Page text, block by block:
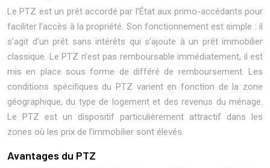
Le PTZ est un prêt accordé par l’État aux primo-accédants pour
faciliter l’accès à la propriété. Son fonctionnement est simple : il
s’agit d’un prêt sans intérêts qui s’ajoute à un prêt immobilier
classique. Le PTZ n’est pas remboursable immédiatement, il est
mis en place sous forme de différé de remboursement. Les
conditions spécifiques du PTZ varient en fonction de la zone
géographique, du type de logement et des revenus du ménage.
Le PTZ est un dispositif particulièrement attractif dans les
zones où les prix de l’immobilier sont élevés.
Avantages du PTZ